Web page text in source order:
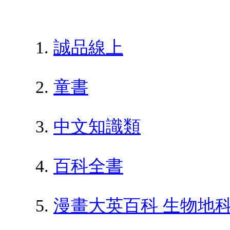
誠品線上
童書
中文知識類
百科全書
漫畫大英百科 生物地